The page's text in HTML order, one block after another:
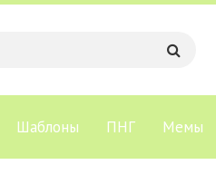
Шаблоны ПНГ Мемы